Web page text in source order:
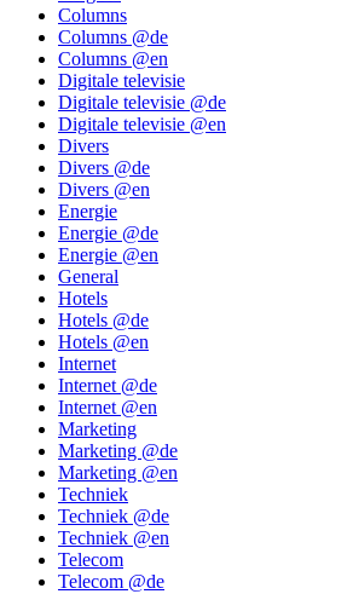
Columns
Columns @de
Columns @en
Digitale televisie
Digitale televisie @de
Digitale televisie @en
Divers
Divers @de
Divers @en
Energie
Energie @de
Energie @en
General
Hotels
Hotels @de
Hotels @en
Internet
Internet @de
Internet @en
Marketing
Marketing @de
Marketing @en
Techniek
Techniek @de
Techniek @en
Telecom
Telecom @de